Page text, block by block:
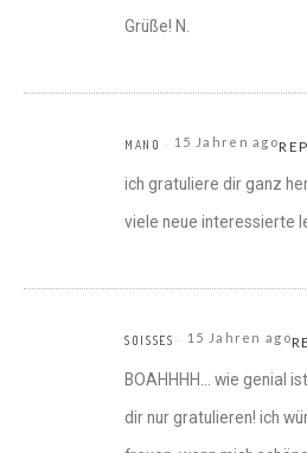
Grüße! N.
MANO 15 Jahren ago
ich gratuliere dir ganz
viele neue interessierte
SOISSES 15 Jahren ago
BOAHHHH… wie genial
dir nur gratulieren! ich